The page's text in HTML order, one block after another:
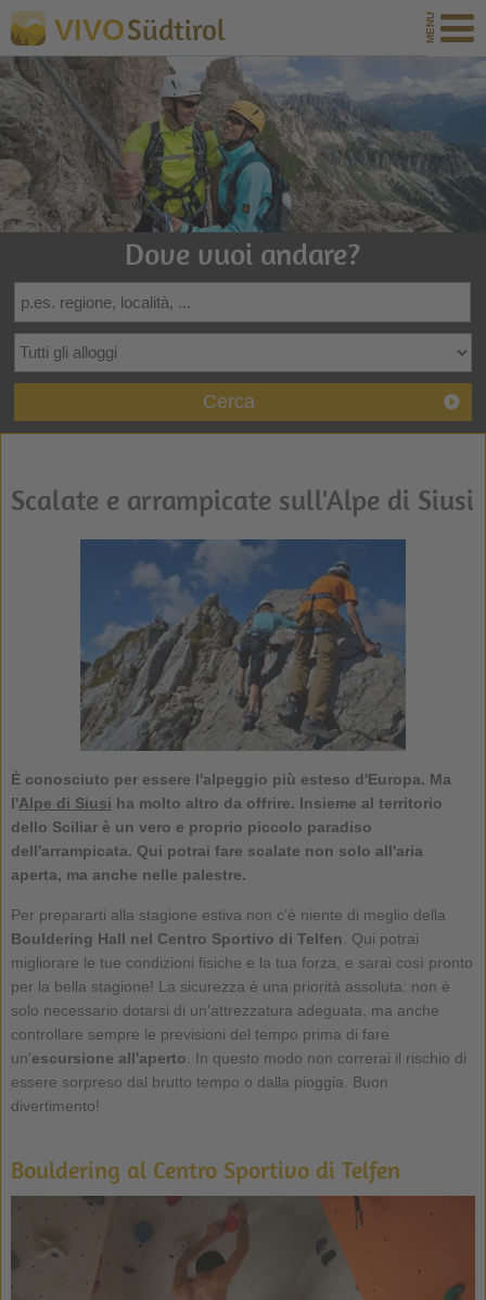
VIVOSüdtirol
Dove vuoi andare?
Cerca
Scalate e arrampicate sull'Alpe di Siusi
È conosciuto per essere l'alpeggio più esteso d'Europa. Ma
l'Alpe di Siusi ha molto altro da offrire. Insieme al territorio
dello Sciliar è un vero e proprio piccolo paradiso
dell'arrampicata. Qui potrai fare scalate non solo all'aria
aperta, ma anche nelle palestre.
Per prepararti alla stagione estiva non c’è niente di meglio della
Bouldering Hall nel Centro Sportivo di Telfen . Qui potrai
migliorare le tue condizioni fisiche e la tua forza, e sarai così pronto
per la bella stagione! La sicurezza è una priorità assoluta: non è
solo necessario dotarsi di un'attrezzatura adeguata, ma anche
controllare sempre le previsioni del tempo prima di fare
un'escursione all'aperto . In questo modo non correrai il rischio di
essere sorpreso dal brutto tempo o dalla pioggia. Buon
divertimento!
Bouldering al Centro Sportivo di Telfen